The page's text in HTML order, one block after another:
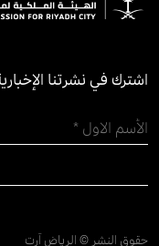
اشترك في نشرتنا
حقوق النشر © الرياض آرت